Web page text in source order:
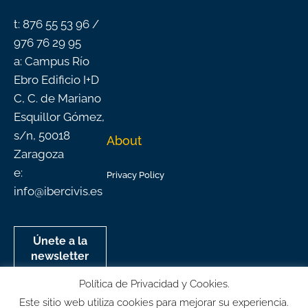
t: 876 55 53 96 /
976 76 29 95
a: Campus Río
Ebro Edificio I+D
C, C. de Mariano
Esquillor Gómez,
s/n, 50018
Zaragoza
e:
info@ibercivis.es
Únete a la
newsletter
mensual de
Ibercivis
About
Privacy Policy
Política de Privacidad y Cookies.
Este sitio web utiliza cookies para mejorar su experiencia.